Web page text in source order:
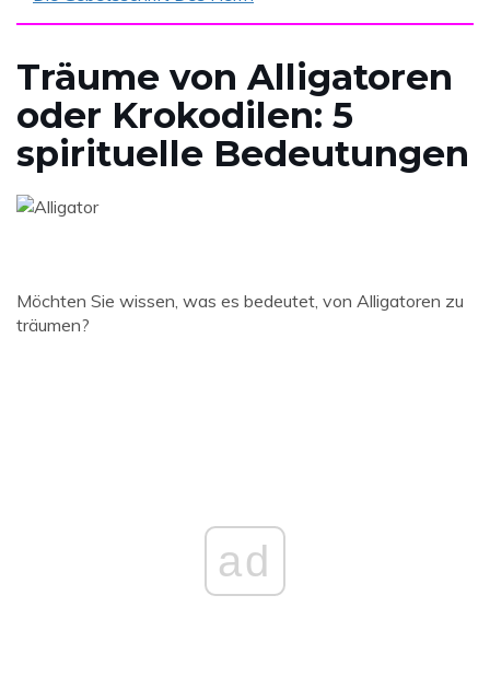
Träume von Alligatoren
oder Krokodilen: 5
spirituelle Bedeutungen
Möchten Sie wissen, was es bedeutet, von Alligatoren zu
träumen?
ad